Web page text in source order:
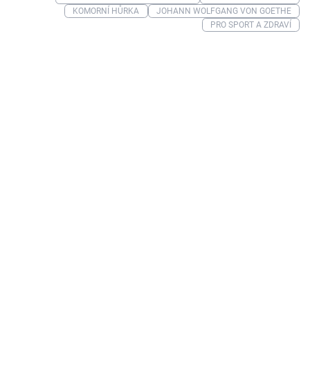
KOMORNÍ HŮRKA
JOHANN WOLFGANG VON GOETHE
PRO SPORT A ZDRAVÍ